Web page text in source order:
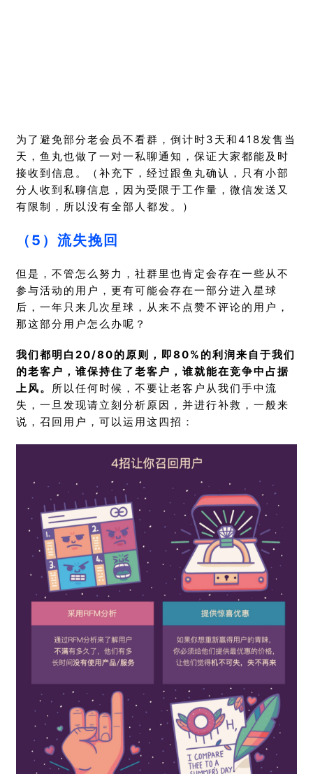
为了避免部分老会员不看群，倒计时3天和418发售当
天，鱼丸也做了一对一私聊通知，保证大家都能及时
接收到信息。（补充下，经过跟鱼丸确认，只有小部
分人收到私聊信息，因为受限于工作量，微信发送又
有限制，所以没有全部人都发。）
（5）流失挽回
但是，不管怎么努力，社群里也肯定会存在一些从不
参与活动的用户，更有可能会存在一部分进入星球
后，一年只来几次星球，从来不点赞不评论的用户，
那这部分用户怎么办呢？
我们都明白20/80的原则，即80%的利润来自于我们
的老客户，谁保持住了老客户，谁就能在竞争中占据
上风。
所以任何时候，不要让老客户从我们手中流
失，一旦发现请立刻分析原因，并进行补救，一般来
说，召回用户，可以运用这四招：